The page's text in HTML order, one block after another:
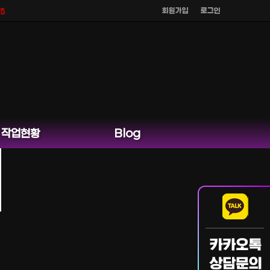
회원가입 로그인
며 공식 홈페이지 카카오톡 외 다른 채팅은 운영하지 않습니다.
작업현황 Blog